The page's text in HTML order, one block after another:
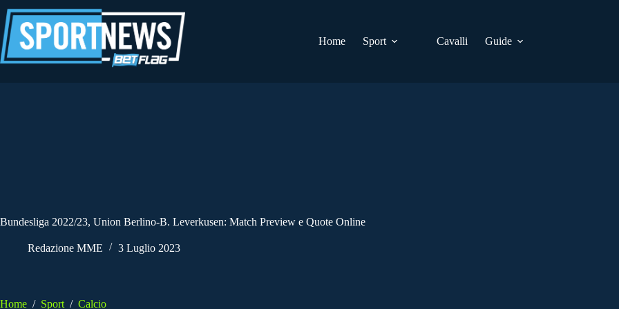
al
contenuto
Home
Sport Cavalli Guide
Bundesliga 2022/23, Union Berlino-B. Leverkusen: Match Preview e Quote Online
Redazione MME 3 Luglio 2023
Home / Sport / Calcio